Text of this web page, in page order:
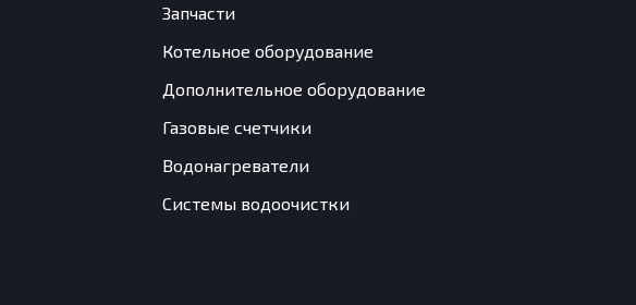
Запчасти
Котельное оборудование
Дополнительное оборудование
Газовые счетчики
Водонагреватели
Системы водоочистки